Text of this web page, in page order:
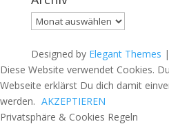
Ar­
Designed by Elegant Themes
Diese Website verwendet Cookies.
Webseite erklärst Du dich damit
werden. AKZEPTIEREN
Privatsphäre & Cookies Regeln